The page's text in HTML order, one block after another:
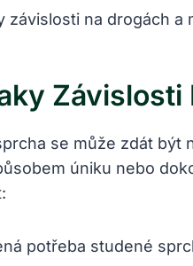
se může zdát být
úniku nebo
potřeba studené